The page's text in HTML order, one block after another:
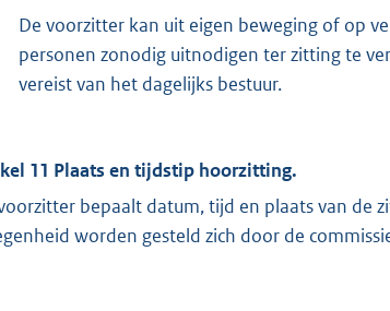
De voorzitter kan uit eigen beweging of op
personen zonodig uitnodigen ter zitting te
vereist van het dagelijks bestuur.
11 Plaats en tijdstip hoorzitting.
bepaalt datum, tijd en plaats van de
worden gesteld zich door de